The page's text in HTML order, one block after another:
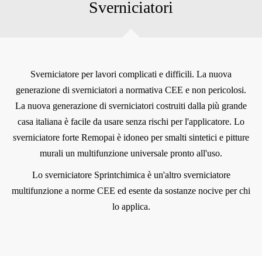
Sverniciatori
Sverniciatore per lavori complicati e difficili. La nuova
generazione di sverniciatori a normativa CEE e non pericolosi.
La nuova generazione di sverniciatori costruiti dalla più grande
casa italiana è facile da usare senza rischi per l'applicatore. Lo
sverniciatore forte Remopai è idoneo per smalti sintetici e pitture
murali un multifunzione universale pronto all'uso.
Lo sverniciatore Sprintchimica è un'altro sverniciatore
multifunzione a norme CEE ed esente da sostanze nocive per chi
lo applica.